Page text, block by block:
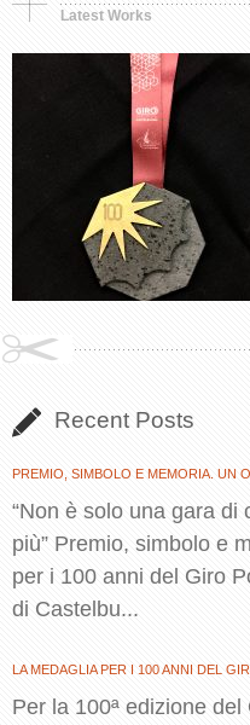
Latest Works
Recent Posts
PREMIO, SIMBOLO E MEMORIA. UN
“Non è solo una gara di
più” Premio, simbolo e
per i 100 anni del Giro
di Castelbu...
LA MEDAGLIA PER I 100 ANNI DEL
Per la 100ª edizione